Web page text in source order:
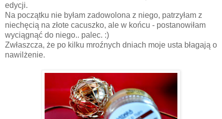
edycji.
Na początku nie byłam zadowolona z niego, patrzyłam z
niechęcią na złote cacuszko, ale w końcu - postanowiłam
wyciągnąć do niego.. palec. :)
Zwłaszcza, że po kilku mroźnych dniach moje usta błagają o
nawilżenie.